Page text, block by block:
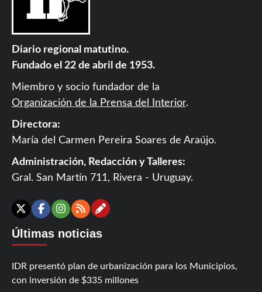
Diario regional matutino.
Fundado el 22 de abril de 1953.
Miembro y socio fundador de la
Organización de la Prensa del Interior.
Directora:
María del Carmen Pereira Soares de Araújo.
Administración, Redacción y Talleres:
Gral. San Martín 711, Rivera - Uruguay.
X Facebook
Instagram
RSSContáctanos
Últimas noticias
IDR presentó plan de urbanización para los Municipios,
con inversión de $335 millones